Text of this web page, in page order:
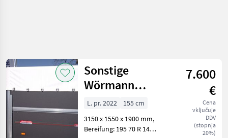
Sonstige
Wörmann
Agroliner
2730/155 Spitz
7.600
€
Cena
vključuje
DDV
(stopnja
20%)
L. pr. 2022
155 cm
3150 x 1550 x 1900 mm,
Bereifung: 195 70 R 14